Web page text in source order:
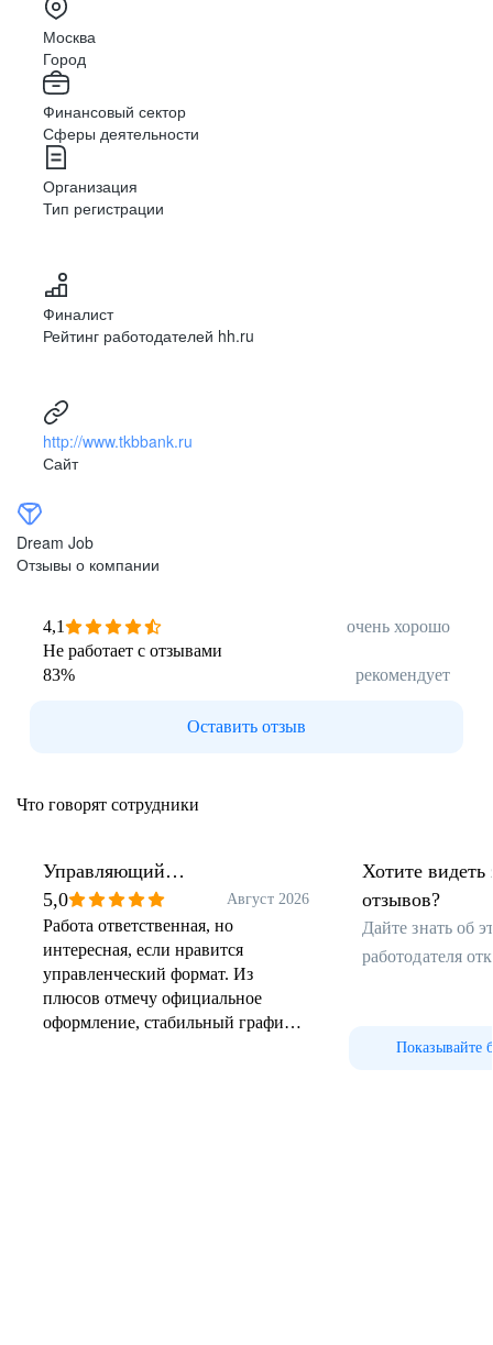
Москва
Город
Финансовый сектор
Сферы деятельности
Организация
Тип регистрации
Финалист
Рейтинг работодателей hh.ru
http://www.tkbbank.ru
Сайт
Dream Job
Отзывы о компании
4,1
очень хорошо
Не работает с отзывами
83% рекомендует
Оставить отзыв
Что говорят сотрудники
Управляющий
дополнительным офисом
5,0 Август 2026
Работа ответственная, но
интересная, если нравится
управленческий формат. Из
плюсов отмечу официальное
оформление, стабильный график,
Хотите видеть
отзывов?
Дайте знать об
работодателя
Показывайте